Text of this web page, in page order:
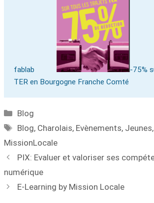
fablab
-75%
TER en Bourgogne Franche Comté
Blog
Blog, Charolais, Evènements, Jeunes,
MissionLocale
PIX: Evaluer et valoriser ses
numérique
E-Learning by Mission Locale